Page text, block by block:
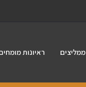
ממליצים ראיונות